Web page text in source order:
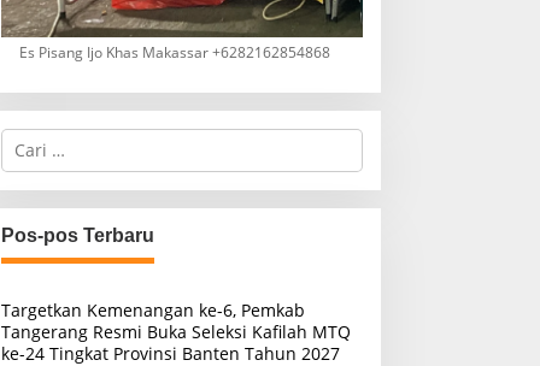
Es Pisang Ijo Khas Makassar +6282162854868
C
i
u
n
t
k
:
Pos-pos Terbaru
Targetkan Kemenangan ke-6, Pemkab
Tangerang Resmi Buka Seleksi Kafilah MTQ
ke-24 Tingkat Provinsi Banten Tahun 2027